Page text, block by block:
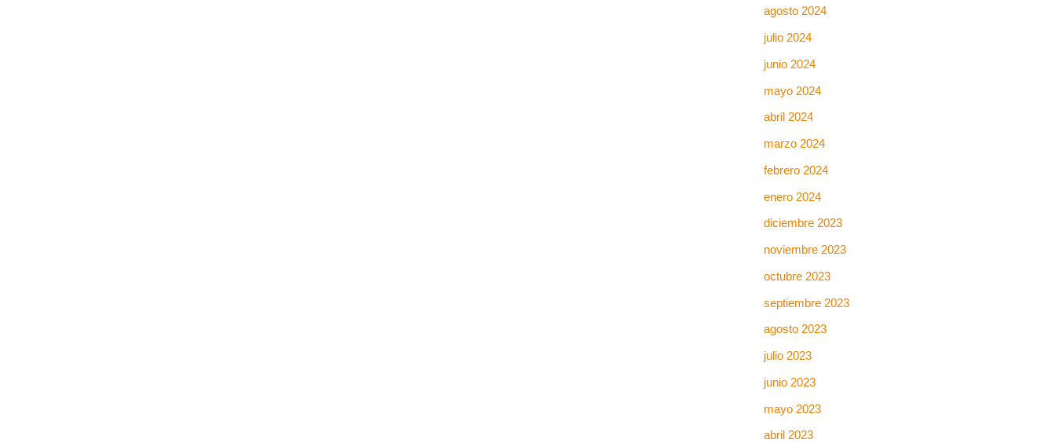
agosto 2024
julio 2024
junio 2024
mayo 2024
abril 2024
marzo 2024
febrero 2024
enero 2024
diciembre 2023
noviembre 2023
octubre 2023
septiembre 2023
agosto 2023
julio 2023
junio 2023
mayo 2023
abril 2023